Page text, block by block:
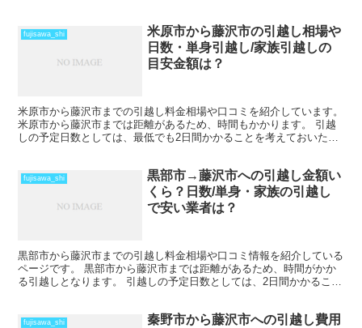
fujisawa_shi
米原市から藤沢市の引越し相場や
日数・単身引越し/家族引越しの
目安金額は？
米原市から藤沢市までの引越し料金相場や口コミを紹介しています。
米原市から藤沢市までは距離があるため、時間もかかります。 引越
しの予定日数としては、最低でも2日間かかることを考えておいた方
fujisawa_shi
黒部市→藤沢市への引越し金額い
くら？日数/単身・家族の引越し
で安い業者は？
黒部市から藤沢市までの引越し料金相場や口コミ情報を紹介している
ページです。 黒部市から藤沢市までは距離があるため、時間がかか
る引越しとなります。 引越しの予定日数としては、2日間かかること
fujisawa_shi
秦野市から藤沢市への引越し費用